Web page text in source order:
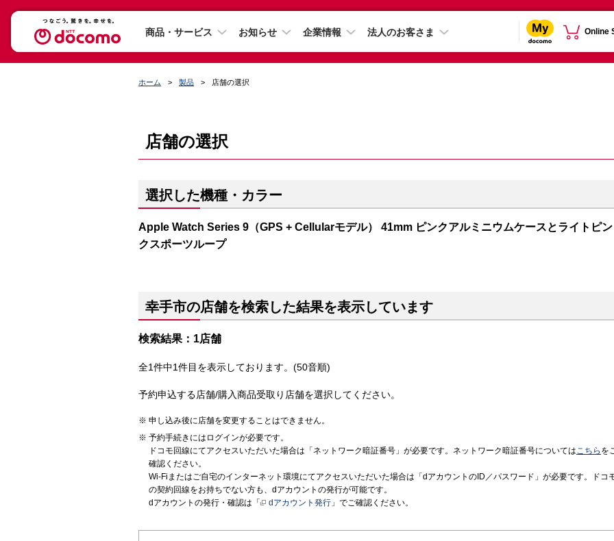
商品・サービス お知らせ 企業情報 法人のお客さま Online
ホーム 製品 店舗の選択
店舗の選択
選択した機種・カラー
Apple Watch Series 9（GPS + Cellularモデル） 41mm ピンクアルミニウムケースとライトピン
クスポーツループ
幸手市の店舗を検索した結果を表示しています
検索結果：1店舗
全1件中1件目を表示しております。(50音順)
予約申込する店舗/購入商品受取り店舗を選択してください。
申し込み後に店舗を変更することはできません。
予約手続きにはログインが必要です。
ドコモ回線にてアクセスいただいた場合は「ネットワーク暗証番号」が必要です。ネットワーク暗証番号についてはこちら を
確認ください。
Wi-Fiまたはご自宅のインターネット環境にてアクセスいただいた場合は「dアカウントのID／パスワード」が必要です。ドコ
の契約回線をお持ちでない方も、dアカウントの発行が可能です。
dアカウントの発行・確認は「
dアカウント発行 」でご確認ください。